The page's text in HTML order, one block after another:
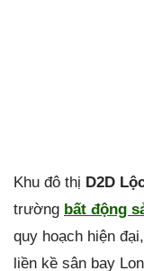
Khu đô thị D2D
trường bất động
quy hoạch hiện
liền kề sân bay